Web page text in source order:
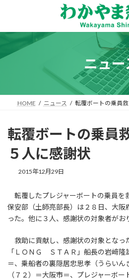
ン
へ
プ
ー
ョ
動
ニュー
HOME ニュース 転覆ボートの乗員
転覆ボートの乗
５人に感謝状
2015年12月29日
転覆したプレジャーボートの乗員を
保安部（土師亮部長）は２８日、大阪
った。他に３人、感謝状の対象者がお
救助に貢献し、感謝状の対象となっ
「ＬＯＮＧ ＳＴＡＲ」船長の岩﨑隆
＝、乗船者の裏隠居忠思孝（うらいん
（７２）＝大阪市＝、プレジャーボ